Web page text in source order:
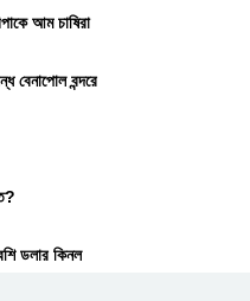
আম চাষিরা
বেনাপোল বন্দরে
ডলার কিনল